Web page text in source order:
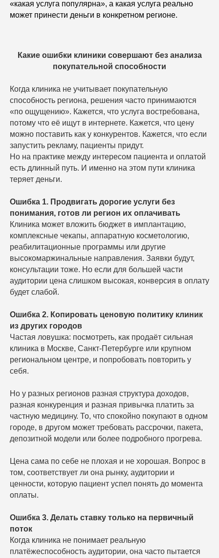
«какая услуга популярна», а какая услуга реально
может принести деньги в конкретном регионе.
Какие ошибки клиники совершают без анализа
покупательной способности
Когда клиника не учитывает покупательную
способность региона, решения часто принимаются
«по ощущению». Кажется, что услуга востребована,
потому что её ищут в интернете. Кажется, что цену
можно поставить как у конкурентов. Кажется, что если
запустить рекламу, пациенты придут.
Но на практике между интересом пациента и оплатой
есть длинный путь. И именно на этом пути клиника
теряет деньги.
Ошибка 1. Продвигать дорогие услуги без
понимания, готов ли регион их оплачивать
Клиника может вложить бюджет в имплантацию,
комплексные чекапы, аппаратную косметологию,
реабилитационные программы или другие
высокомаржинальные направления. Заявки будут,
консультации тоже. Но если для большей части
аудитории цена слишком высокая, конверсия в оплату
будет слабой.
Ошибка 2. Копировать ценовую политику клиник
из других городов
Частая ловушка: посмотреть, как продаёт сильная
клиника в Москве, Санкт-Петербурге или крупном
региональном центре, и попробовать повторить у
себя.
Но у разных регионов разная структура доходов,
разная конкуренция и разная привычка платить за
частную медицину. То, что спокойно покупают в одном
городе, в другом может требовать рассрочки, пакета,
депозитной модели или более подробного прогрева.
Цена сама по себе не плохая и не хорошая. Вопрос в
том, соответствует ли она рынку, аудитории и
ценности, которую пациент успел понять до момента
оплаты.
Ошибка 3. Делать ставку только на первичный
поток
Когда клиника не понимает реальную
платёжеспособность аудитории, она часто пытается